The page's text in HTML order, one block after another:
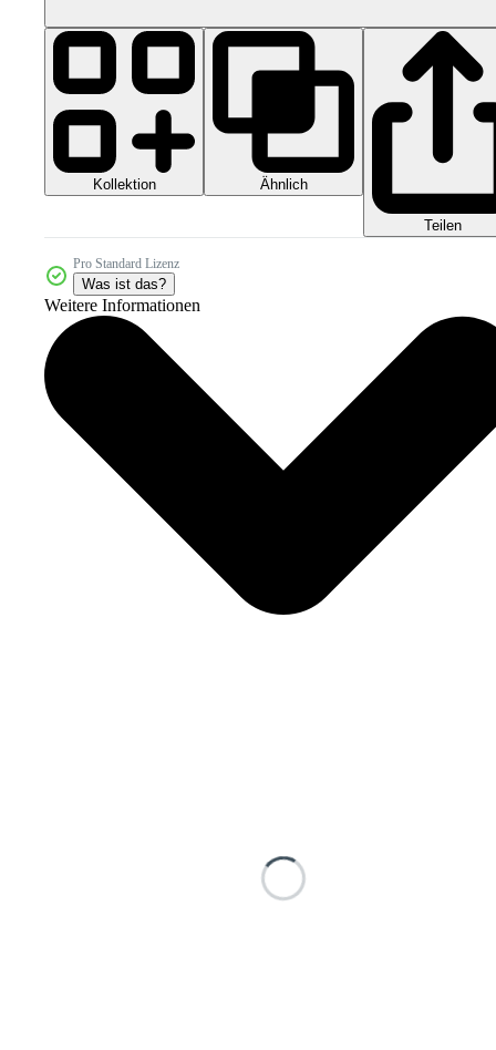
Kollektion Ähnlich
Teilen
Pro Standard Lizenz
Was ist das?
Weitere Informationen